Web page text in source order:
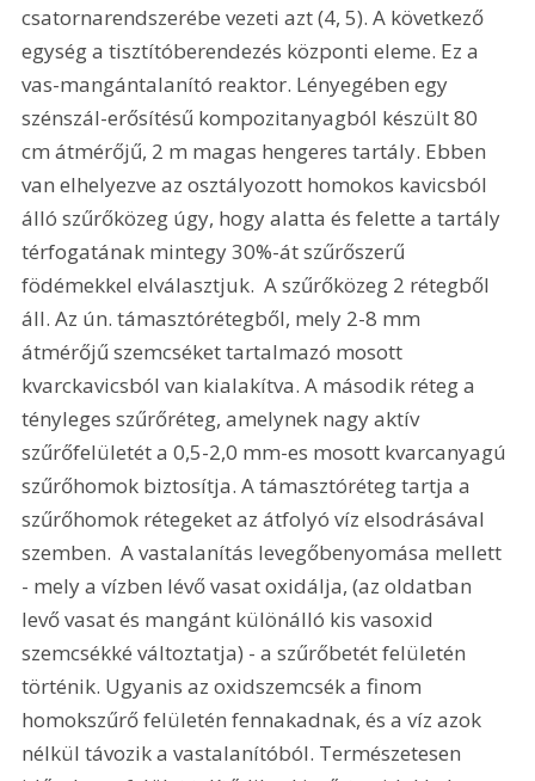
csatornarendszerébe vezeti azt (4, 5). A következő
egység a tisztítóberendezés központi eleme. Ez a
vas-mangántalanító reaktor. Lényegében egy
szénszál-erősítésű kompozitanyagból készült 80
cm átmérőjű, 2 m magas hengeres tartály. Ebben
van elhelyezve az osztályozott homokos kavicsból
álló szűrőközeg úgy, hogy alatta és felette a tartály
térfogatának mintegy 30%-át szűrőszerű
födémekkel elválasztjuk.  A szűrőközeg 2 rétegből
áll. Az ún. támasztórétegből, mely 2-8 mm
átmérőjű szemcséket tartalmazó mosott
kvarckavicsból van kialakítva. A második réteg a
tényleges szűrőréteg, amelynek nagy aktív
szűrőfelületét a 0,5-2,0 mm-es mosott kvarcanyagú
szűrőhomok biztosítja. A támasztóréteg tartja a
szűrőhomok rétegeket az átfolyó víz elsodrásával
szemben.  A vastalanítás levegőbenyomása mellett
- mely a vízben lévő vasat oxidálja, (az oldatban
levő vasat és mangánt különálló kis vasoxid
szemcsékké változtatja) - a szűrőbetét felületén
történik. Ugyanis az oxidszemcsék a finom
homokszűrő felületén fennakadnak, és a víz azok
nélkül távozik a vastalanítóból. Természetesen